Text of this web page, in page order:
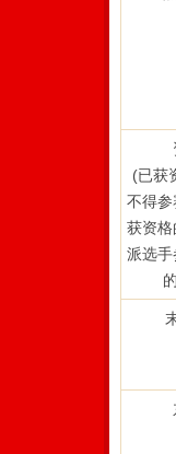
(已获
不得
获资
派选手